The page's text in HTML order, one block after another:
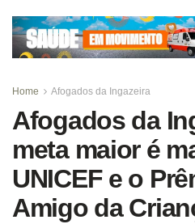
Home Afogados da Ingazeira
Afogados da
meta maior é
UNICEF e o
Amigo da